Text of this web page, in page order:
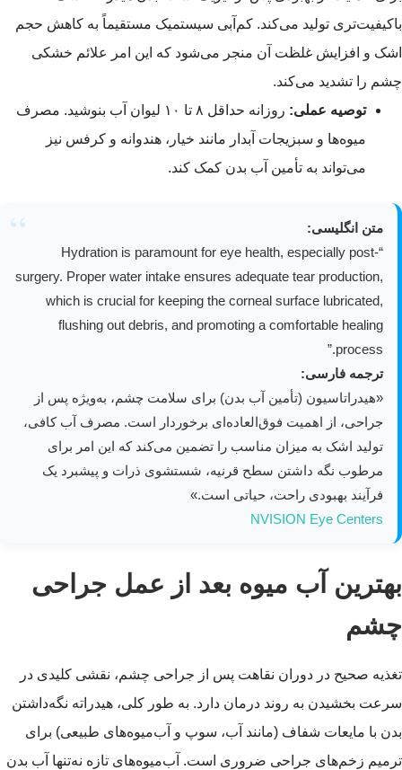
باکیفیت‌تری تولید می‌کند. کم‌آبی سیستمیک مستقیماً به کاهش حجم
اشک و افزایش غلظت آن منجر می‌شود که این امر علائم خشکی
چشم را تشدید می‌کند.
توصیه عملی:
روزانه حداقل ۸ تا ۱۰ لیوان آب بنوشید. مصرف
میوه‌ها و سبزیجات آبدار مانند خیار، هندوانه و کرفس نیز
می‌تواند به تأمین آب بدن کمک کند.
متن انگلیسی:
“Hydration is paramount for eye health, especially post-
surgery. Proper water intake ensures adequate tear production,
which is crucial for keeping the corneal surface lubricated,
flushing out debris, and promoting a comfortable healing
process.”
ترجمه فارسی:
«هیدراتاسیون (تأمین آب بدن) برای سلامت چشم، به‌ویژه پس از
جراحی، از اهمیت فوق‌العاده‌ای برخوردار است. مصرف آب کافی،
تولید اشک به میزان مناسب را تضمین می‌کند که این امر برای
مرطوب نگه داشتن سطح قرنیه، شستشوی ذرات و پیشبرد یک
فرآیند بهبودی راحت، حیاتی است.»
NVISION Eye Centers
بهترین آب میوه بعد از عمل جراحی
چشم
تغذیه صحیح در دوران نقاهت پس از جراحی چشم، نقشی کلیدی در
سرعت بخشیدن به روند درمان دارد. به طور کلی، هیدراته نگه‌داشتن
بدن با مایعات شفاف (مانند آب، سوپ و آب‌میوه‌های طبیعی) برای
ترمیم زخم‌های جراحی ضروری است. آب‌میوه‌های تازه نه‌تنها آب بدن